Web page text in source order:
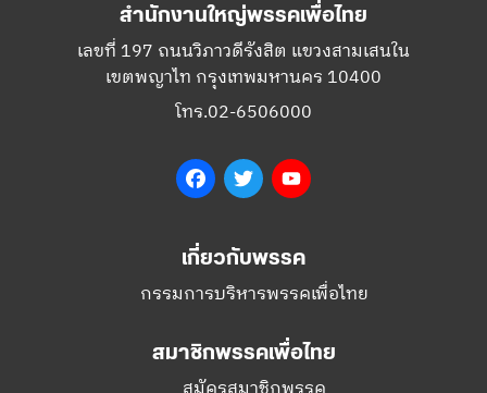
สำนักงานใหญ่พรรคเพื่อไทย
เลขที่ 197 ถนนวิภาวดีรังสิต แขวงสามเสนใน
เขตพญาไท กรุงเทพมหานคร 10400
โทร.02-6506000
FacebookTwitter
เกี่ยวกับพรรค
กรรมการบริหารพรรคเพื่อไทย
สมาชิกพรรคเพื่อไทย